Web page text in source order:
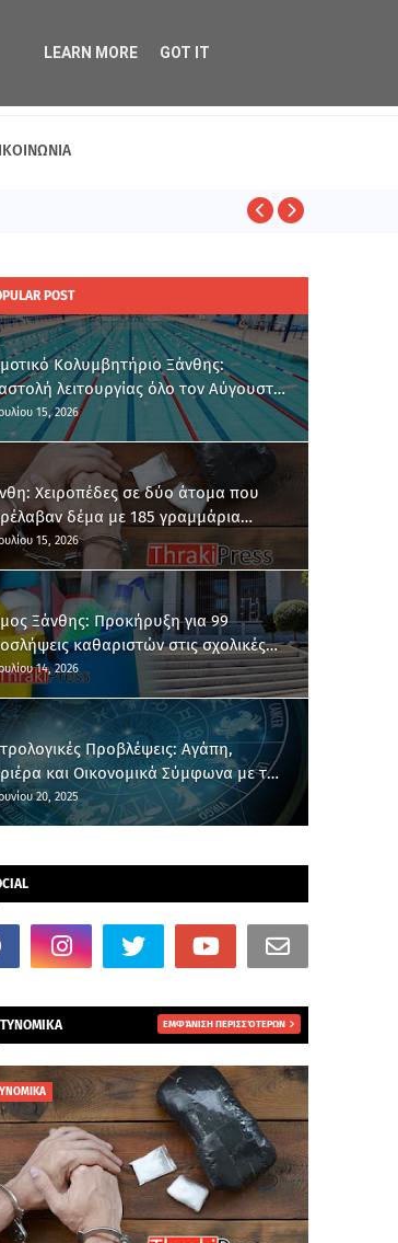
POST
Κολυμβητήριο Ξάνθης:
λειτουργίας όλο τον Αύγουστο
ετήσια συντήρηση
15, 2026
Χειροπέδες σε δύο άτομα που
δέμα με 185 γραμμάρια
15, 2026
Ξάνθης: Προκήρυξη για 99
καθαριστών στις σχολικές
14, 2026
Προβλέψεις: Αγάπη,
και Οικονομικά Σύμφωνα με το
σου
20, 2025
ΕΜΦΆΝΙΣΗ ΠΕΡΙΣΣΌΤΕΡΩΝ
LEARN MORE GOT IT